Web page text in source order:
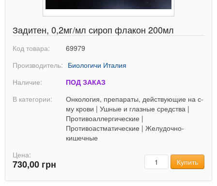
Задитен, 0,2мг/мл сироп флакон 200мл
Код товара:
69979
Производитель: Биологичи Италия
Наличие:
ПОД ЗАКАЗ
В категории:
Онкология, препараты, действующие на с-
му крови | Ушные и глазные средства |
Противоаллергические |
Противоастматические | Желудочно-
кишечные
Цена:
730,00 грн КоличествоКупить